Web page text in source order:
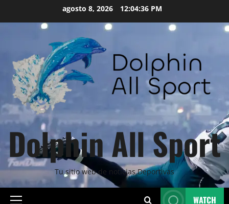
agosto 8, 2026 12:04:37 PM
Dolphin All Sport
Tu sitio web de noticias Deportivas
WATCH